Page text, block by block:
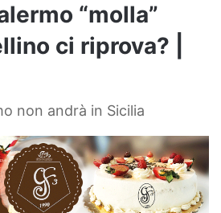
“molla”
ci riprova? |
non andrà in Sicilia